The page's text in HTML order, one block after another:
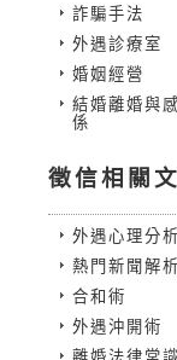
詐騙手法
外遇診療室
婚姻經營
結婚離婚與
係
徵信相關
外遇心理分析
熱門新聞解析
合和術
外遇沖開術